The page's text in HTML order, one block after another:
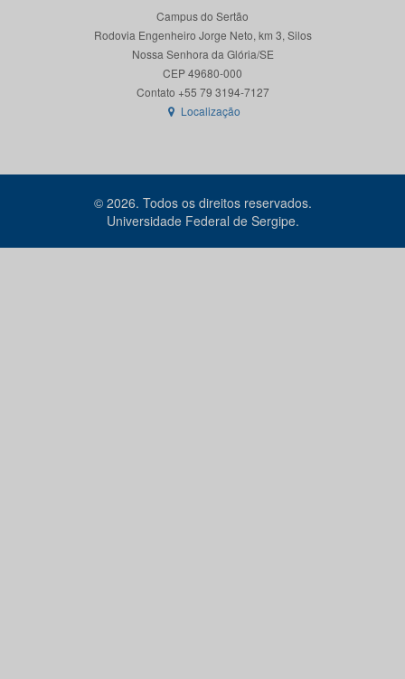
Campus do Sertão
Rodovia Engenheiro Jorge Neto, km 3, Silos
Nossa Senhora da Glória/SE
CEP 49680-000
Contato +55 79 3194-7127
Localização
© 2026. Todos os direitos reservados.
Universidade Federal de Sergipe.